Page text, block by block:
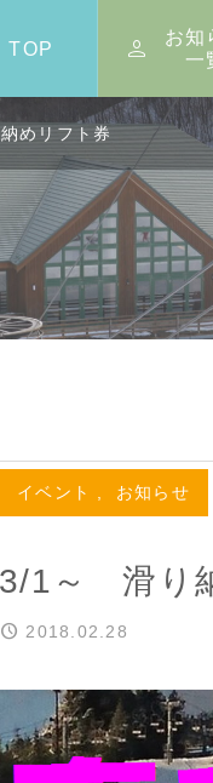
TOP 
お知
一
めリフト券
イベント お知らせ
3/1～ 滑り
2018.02.28